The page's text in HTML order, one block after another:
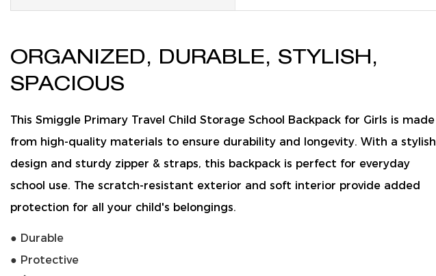
ORGANIZED, DURABLE, STYLISH,
SPACIOUS
This Smiggle Primary Travel Child Storage School Backpack for Girls is made
from high-quality materials to ensure durability and longevity. With a stylish
design and sturdy zipper & straps, this backpack is perfect for everyday
school use. The scratch-resistant exterior and soft interior provide added
protection for all your child's belongings.
● Durable
● Protective